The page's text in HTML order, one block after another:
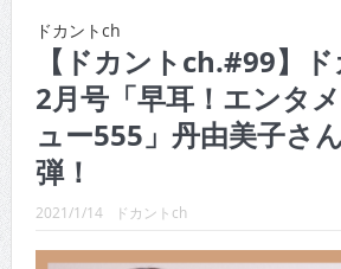
CINEMA×STYLE 289号
CINEMA×STYLE 288号
CINEMA×STYLE 287号
CINEMA×STYLE 286号
CINEMA×STYLE 285号
CINEMA×STYLE 294号
ドカントch
【ドカントch.#99】
2月号「早耳！エンタ
ュー555」丹由美子さ
弾！
2021/1/14 ドカントch